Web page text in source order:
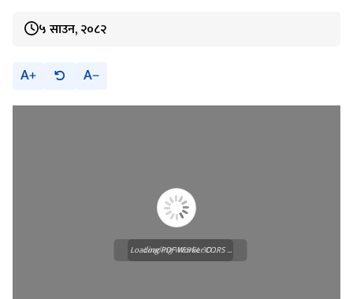
५ साउन, २०८२
A A
Loading WEBGL 3D ...
Loading PDF Worker CORS ...